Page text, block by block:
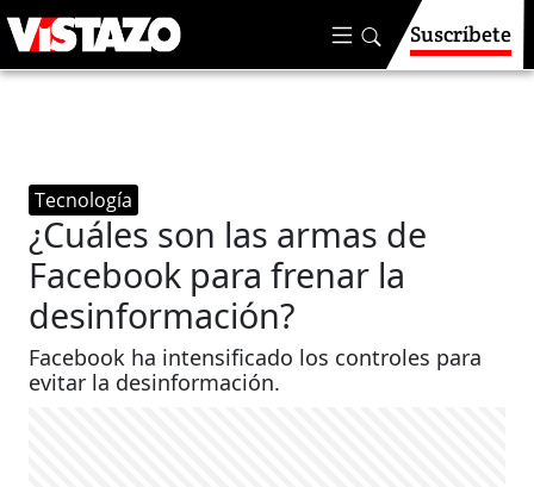
Suscríbete
Tecnología
¿Cuáles son las armas de
Facebook para frenar la
desinformación?
Facebook ha intensificado los controles para
evitar la desinformación.